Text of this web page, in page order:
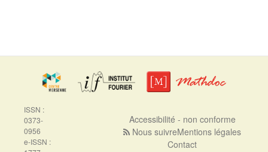
ISSN :
0373-
0956
e-ISSN :
Accessibilité - non conforme
Nous suivreMentions légales
Contact